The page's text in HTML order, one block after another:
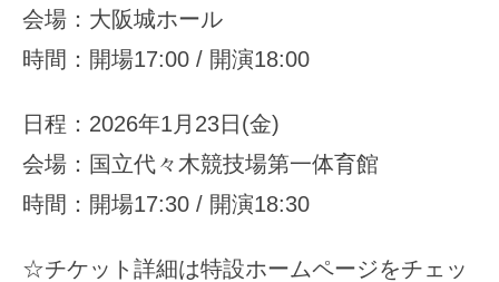
会場：大阪城ホール
時間：開場17:00 / 開演18:00
日程：2026年1月23日(金)
会場：国立代々木競技場第一体育館
時間：開場17:30 / 開演18:30
☆チケット詳細は特設ホームページをチェッ